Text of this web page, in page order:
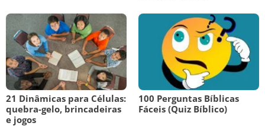
21 Dinâmicas para Células:
quebra-gelo, brincadeiras
e jogos
100 Perguntas Bíblicas
Fáceis (Quiz Bíblico)